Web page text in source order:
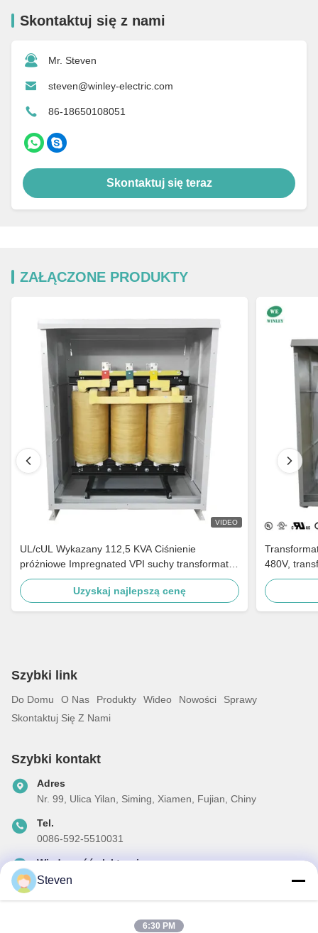
Skontaktuj się z nami
Mr. Steven
steven@winley-electric.com
86-18650108051
Skontaktuj się teraz
ZAŁĄCZONE PRODUKTY
VIDEO
UL/cUL Wykazany 112,5 KVA Ciśnienie
próżniowe Impregnated VPI suchy transformator
typu 240V do 480V Spełnić DOE 2016
Uzyskaj najlepszą cenę
480V,
Szybki link
Do Domu O Nas Produkty Wideo Nowości
Sprawy
Skontaktuj Się Z Nami
Szybki kontakt
Adres
Nr. 99, Ulica Yilan, Siming, Xiamen, Fujian, Chiny
Tel.
0086-592-5510031
Wiadomość elektroniczna
steven@winley-electric.com
Steven
6:30 PM